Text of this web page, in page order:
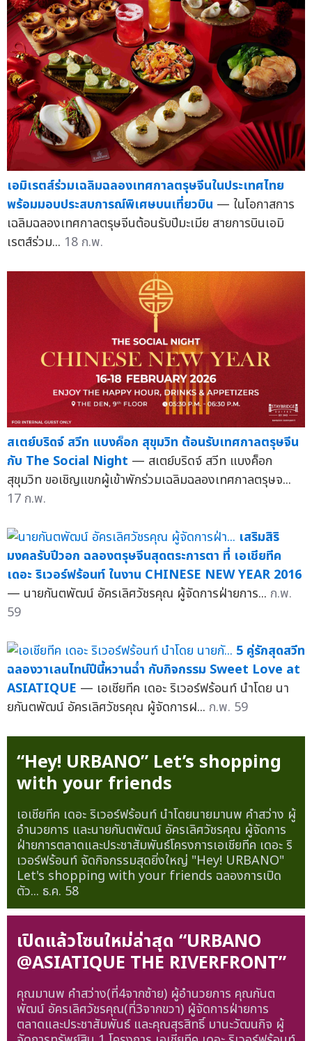
เอมิเรตส์ร่วมเฉลิมฉลองเทศกาลตรุษจีนในประเทศไทย
พร้อมมอบประสบการณ์พิเศษบนเที่ยวบิน — ในโอกาสการ
เฉลิมฉลองเทศกาลตรุษจีนต้อนรับปีมะเมีย สายการบินเอมิ
เรตส์ร่วม... 18 ก.พ.
สเตย์บริดจ์ สวีท แบงค็อก สุขุมวิท ต้อนรับเทศกาลตรุษจีน
กับ The Social Night — สเตย์บริดจ์ สวีท แบงค็อก
สุขุมวิท ขอเชิญแขกผู้เข้าพักร่วมเฉลิมฉลองเทศกาลตรุษจ...
17 ก.พ.
เสริมสิริ
มงคลรับปีวอก ฉลองตรุษจีนสุดตระการตา ที่ เอเชียทีค
เดอะ ริเวอร์ฟร้อนท์ ในงาน CHINESE NEW YEAR 2016
— นายกันตพัฒน์ อัครเลิศวัชรคุณ ผู้จัดการฝ่ายการ... ก.พ.
59
5 คู่รักสุดสวีท
ฉลองวาเลนไทน์ปีนี้หวานฉ่ำ กับกิจกรรม Sweet Love at
ASIATIQUE — เอเชียทีค เดอะ ริเวอร์ฟร้อนท์ นำโดย นา
ยกันตพัฒน์ อัครเลิศวัชรคุณ ผู้จัดการฝ... ก.พ. 59
“Hey! URBANO” Let’s shopping
with your friends
เอเชียทีค เดอะ ริเวอร์ฟร้อนท์ นำโดยนายมานพ คำสว่าง ผู้
อำนวยการ และนายกันตพัฒน์ อัครเลิศวัชรคุณ ผู้จัดการ
ฝ่ายการตลาดและประชาสัมพันธ์โครงการเอเชียทีค เดอะ ริ
เวอร์ฟร้อนท์ จัดกิจกรรมสุดยิ่งใหญ่ "Hey! URBANO"
Let's shopping with your friends ฉลองการเปิด
ตัว... ธ.ค. 58
เปิดแล้วโซนใหม่ล่าสุด “URBANO
@ASIATIQUE THE RIVERFRONT”
คุณมานพ คำสว่าง(ที่4จากซ้าย) ผู้อำนวยการ คุณกันต
พัฒน์ อัครเลิศวัชรคุณ(ที่3จากขวา) ผู้จัดการฝ่ายการ
ตลาดและประชาสัมพันธ์ และคุณสุรสิทธิ์ มานะวัฒนกิจ ผู้